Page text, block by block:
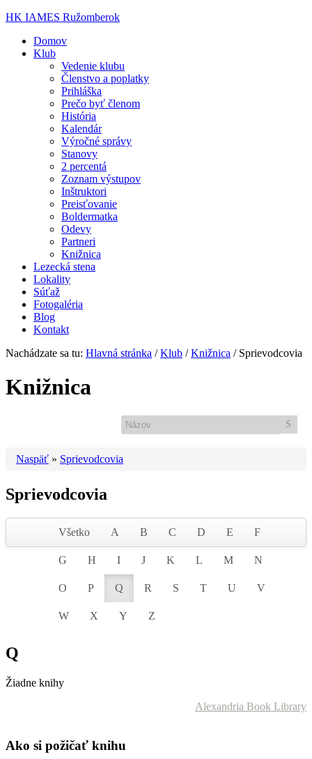
HK IAMES Ružomberok
Domov
Klub
Vedenie klubu
Členstvo a poplatky
Prihláška
Prečo byť členom
História
Kalendár
Výročné správy
Stanovy
2 percentá
Zoznam výstupov
Inštruktori
Preisťovanie
Boldermatka
Odevy
Partneri
Knižnica
Lezecká stena
Lokality
Súťaž
Fotogaléria
Blog
Kontakt
Nachádzate sa tu: Hlavná stránka /Klub /Knižnica / Sprievodcovia
Knižnica
Naspäť » Sprievodcovia
Sprievodcovia
Všetko A B C D E F
G H I J K L M N
O P Q R S T U V
W X Y Z
Q
Žiadne knihy
Alexandria Book Library
Ako si požičať knihu